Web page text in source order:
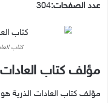
عدد الصفحات:304
كتاب
مؤلف كتاب العادات
مؤلف كتاب العادات الذرية